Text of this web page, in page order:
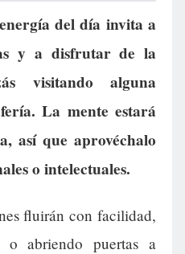
del día invita a
y a disfrutar de la
visitando alguna
La mente estará
así que aprovéchalo
o intelectuales.
fluirán con facilidad,
o abriendo puertas a